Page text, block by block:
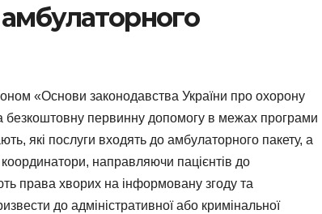
«Основи законодавства України про охорону
первинну допомогу в межах програми
які послуги входять до амбулаторного пакету, а
координатори, направляючи пацієнтів до
права хворих на інформовану згоду та
до адміністративної або кримінальної